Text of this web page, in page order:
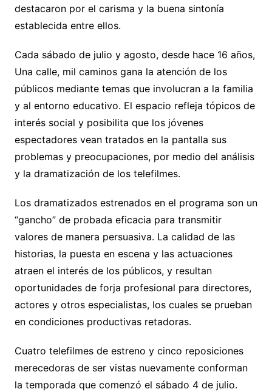
destacaron por el carisma y la buena sintonía
establecida entre ellos.
Cada sábado de julio y agosto, desde hace 16 años,
Una calle, mil caminos gana la atención de los
públicos mediante temas que involucran a la familia
y al entorno educativo. El espacio refleja tópicos de
interés social y posibilita que los jóvenes
espectadores vean tratados en la pantalla sus
problemas y preocupaciones, por medio del análisis
y la dramatización de los telefilmes.
Los dramatizados estrenados en el programa son un
“gancho” de probada eficacia para transmitir
valores de manera persuasiva. La calidad de las
historias, la puesta en escena y las actuaciones
atraen el interés de los públicos, y resultan
oportunidades de forja profesional para directores,
actores y otros especialistas, los cuales se prueban
en condiciones productivas retadoras.
Cuatro telefilmes de estreno y cinco reposiciones
merecedoras de ser vistas nuevamente conforman
la temporada que comenzó el sábado 4 de julio.